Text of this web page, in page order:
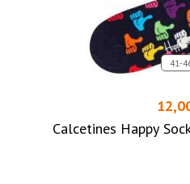
41-
Calcetines Happy